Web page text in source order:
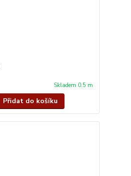
Skladem 0.5 m
Přidat do košíku